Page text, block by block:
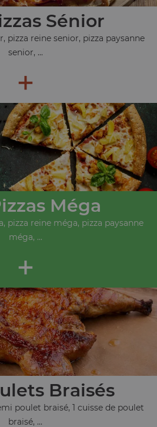
Sénior
pizza reine senior, pizza paysanne
senior, ...
+
Méga
pizza reine méga, pizza paysanne
méga, ...
+
Braisés
poulet braisé, 1 cuisse de poulet
braisé, ...